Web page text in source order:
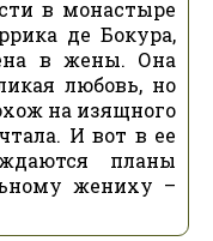
в монастыре
де Бокура,
в жены. Она
любовь, но
на изящного
И вот в ее
планы
жениху –